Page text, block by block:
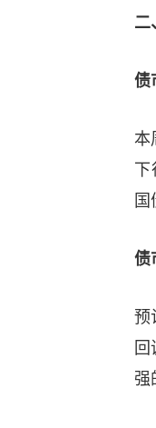
二
债
本
下
国
债
预
回
强